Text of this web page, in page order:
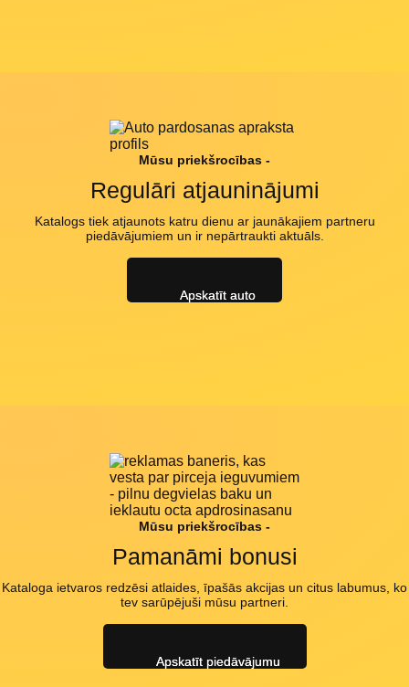
Mūsu priekšrocības -
Regulāri atjauninājumi
Katalogs tiek atjaunots katru dienu ar jaunākajiem partneru
piedāvājumiem un ir nepārtraukti aktuāls.
Mūsu priekšrocības -
Pamanāmi bonusi
Kataloga ietvaros redzēsi atlaides, īpašās akcijas un citus labumus, ko
tev sarūpējuši mūsu partneri.